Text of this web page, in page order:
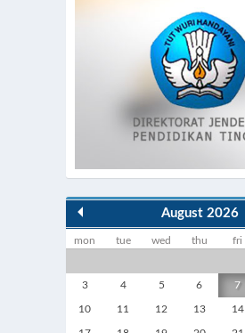
August 2026
mon tue wed thu fri
3 4 5 6 7
10 11 12 13 14